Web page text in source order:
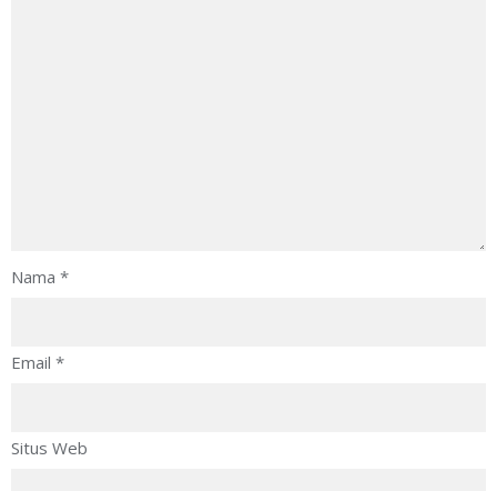
Nama *
Email *
Situs Web